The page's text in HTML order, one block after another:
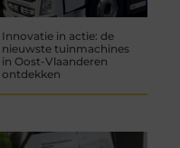
Innovatie in actie: de
nieuwste tuinmachines
in Oost-Vlaanderen
ontdekken